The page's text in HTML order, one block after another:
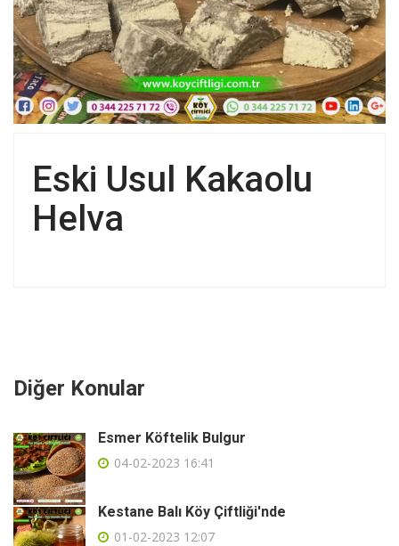
Eski Usul Kakaolu
Helva
Diğer Konular
Esmer Köftelik Bulgur
04-02-2023 16:41
Kestane Balı Köy Çiftliği'nde
01-02-2023 12:07